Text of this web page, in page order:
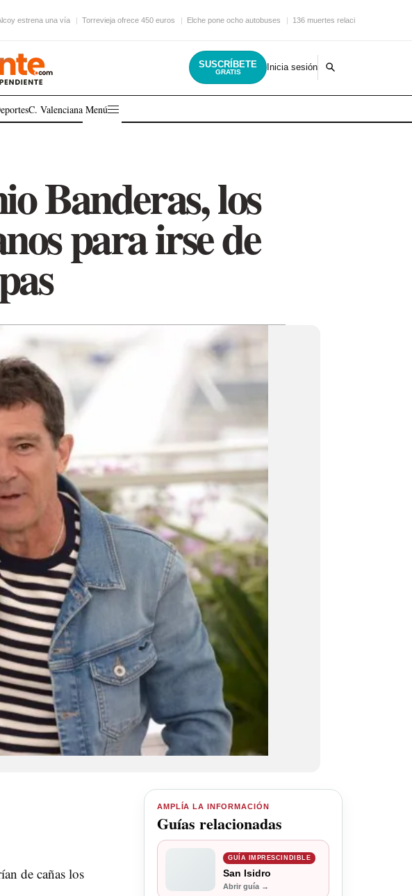
estrena una vía Torrevieja ofrece 450 euros Elche pone ocho autobuses 136 muertes relacionadas con
SUSCRÍBETE
GRATIS Inicia sesión
C. Valenciana Menú
Banderas, los
para irse de
de cañas los
AMPLÍA LA INFORMACIÓN
Guías relacionadas
GUÍA IMPRESCINDIBLE
San Isidro
Abrir guía →